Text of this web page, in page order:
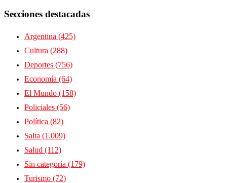
Secciones destacadas
Argentina (425)
Cultura (288)
Deportes (756)
Economía (64)
El Mundo (158)
Policiales (56)
Política (82)
Salta (1.009)
Salud (112)
Sin categoría (179)
Turismo (72)